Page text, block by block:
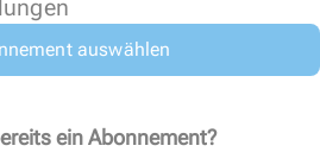
auswählen
ein Abonnement?